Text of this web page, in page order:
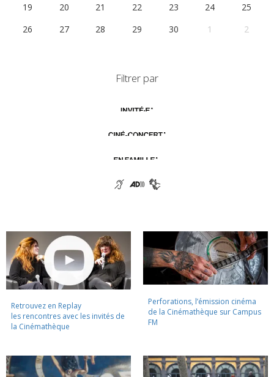
19
20 21 22 23 24
25
26
27 28 29 30 1 2
Filtrer par
Retrouvez en Replay
les rencontres avec les invités de
la Cinémathèque
Perforations, l’émission cinéma
de la Cinémathèque sur Campus
FM